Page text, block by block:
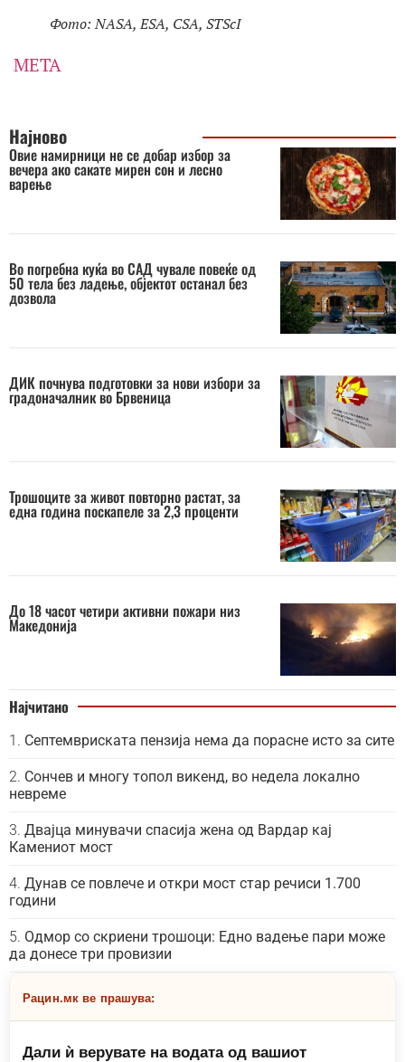
Фото: NASA, ESA, CSA, STScI
МЕТА
Најново
Овие намирници не се добар избор за
вечера ако сакате мирен сон и лесно
варење
Во погребна куќа во САД чувале повеќе од
50 тела без ладење, објектот останал без
дозвола
ДИК почнува подготовки за нови избори за
градоначалник во Брвеница
Трошоците за живот повторно растат, за
една година поскапеле за 2,3 проценти
До 18 часот четири активни пожари низ
Македонија
Најчитано
Септемвриската пензија нема да порасне исто за сите
Сончев и многу топол викенд, во недела локално
невреме
Двајца минувачи спасија жена од Вардар кај
Камениот мост
Дунав се повлече и откри мост стар речиси 1.700
години
Одмор со скриени трошоци: Едно вадење пари може
да донесе три провизии
Рацин.мк ве прашува:
Дали ѝ верувате на водата од вашиот